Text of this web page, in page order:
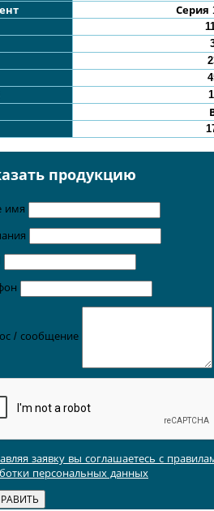
Серия
продукцию
имя
/ сообщение
заявку вы соглашаетесь с
персональных данных